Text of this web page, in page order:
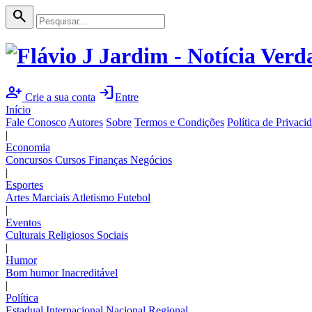
search
person_add Crie a sua conta loginEntre
Início
Fale Conosco Autores Sobre Termos e Condições Política de
|
Economia
Concursos Cursos Finanças Negócios
|
Esportes
Artes Marciais Atletismo Futebol
|
Eventos
Culturais Religiosos Sociais
|
Humor
Bom humorInacreditável
|
Política